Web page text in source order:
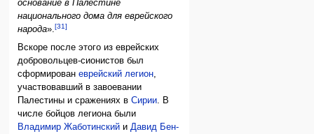
основание в Палестине
национального дома для еврейского
народа».[31]
Вскоре после этого из еврейских
добровольцев-сионистов был
сформированеврейский легион
участвовавший в завоевании
Палестины и сражениях вСирии . В
числе бойцов легиона были
Владимир Жаботинский и Давид Бен-